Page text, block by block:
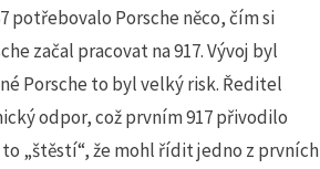
potřebovalo Porsche něco, čím si
začal pracovat na 917. Vývoj byl
Porsche to byl velký risk. Ředitel
odpor, což prvním 917 přivodilo
„štěstí“, že mohl řídit jedno z prvních